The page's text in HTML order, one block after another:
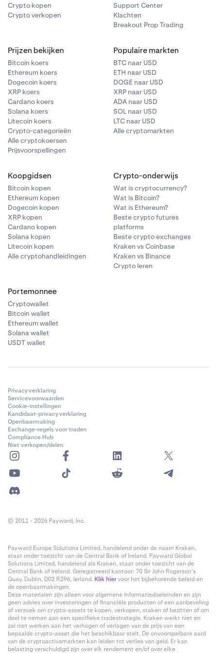
uitgevoerd, wordt de Voorwaardelijke Sluiting-order
geplaatst om 0,8 BTC/USD te verkopen met een Take
als een reguliere Take Profit-order -- deze wordt
uitgevoerd als een marktorder zodra de laatst
verhandelde prijs $6.300 bereikt.
Crypto kopen
Crypto verkopen
Support Center
Klachten
Breakout Prop Trading
Prijzen bekijken
Bitcoin koers
Ethereum koers
Dogecoin koers
XRP koers
Cardano koers
Solana koers
Litecoin koers
Crypto-categorieën
Alle cryptokoersen
Prijsvoorspellingen
Populaire markten
BTC naar USD
ETH naar USD
DOGE naar USD
XRP naar USD
ADA naar USD
SOL naar USD
LTC naar USD
Alle cryptomarkten
Koopgidsen
Bitcoin kopen
Ethereum kopen
Dogecoin kopen
XRP kopen
Cardano kopen
Solana kopen
Litecoin kopen
Alle cryptohandleidingen
Crypto-onderwijs
Wat is cryptocurrency?
Wat is Bitcoin?
Wat is Ethereum?
Beste crypto futures
platforms
Beste crypto exchanges
Kraken vs Coinbase
Kraken vs Binance
Crypto leren
Portemonnee
Cryptowallet
Bitcoin wallet
Ethereum wallet
Solana wallet
USDT wallet
Privacyverklaring
Servicevoorwaarden
Cookie-instellingen
Kandidaat-privacyverklaring
Openbaarmaking
Exchange-regels voor traden
Compliance Hub
Niet verkopen/delen
© 2011 - 2026 Payward, Inc.
Payward Europe Solutions Limited, handelend onder de naam Kraken,
staat onder toezicht van de Central Bank of Ireland. Payward Global
Solutions Limited, handelend als Kraken, staat onder toezicht van de
Central Bank of Ireland. Geregistreerd kantoor: 70 Sir John Rogerson’s
Quay, Dublin, D02 R296, Ierland. Klik hiervoor het bijbehorende beleid en
de openbaarmakingen.
Deze materialen zijn alleen voor algemene informatiedoeleinden en zijn
geen advies over investeringen of financiële producten of een aanbeveling
of verzoek om crypto-assets te kopen, verkopen, staken of bezitten of om
deel te nemen aan een specifieke tradestrategie. Kraken werkt niet en
zal niet werken aan het verhogen of verlagen van de prijs van een
bepaalde crypto-asset die het beschikbaar stelt. De onvoorspelbare aard
van de cryptoactivamarkten kan leiden tot verlies van geld. Er kan
belasting verschuldigd zijn over elk rendement en/of over elke